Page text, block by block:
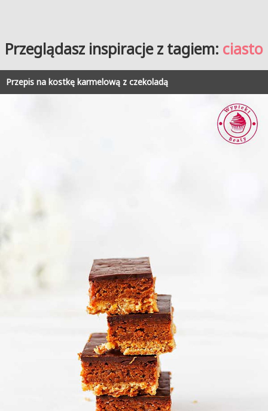
Przeglądasz inspiracje z tagiem: ciasto
Przepis na kostkę karmelową z czekoladą